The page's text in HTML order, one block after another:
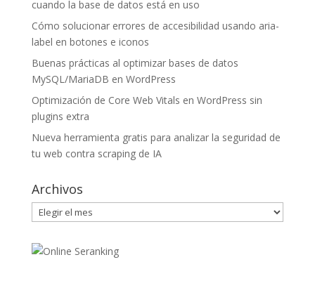
cuando la base de datos está en uso
Cómo solucionar errores de accesibilidad usando aria-
label en botones e iconos
Buenas prácticas al optimizar bases de datos
MySQL/MariaDB en WordPress
Optimización de Core Web Vitals en WordPress sin
plugins extra
Nueva herramienta gratis para analizar la seguridad de
tu web contra scraping de IA
Archivos
Archivos